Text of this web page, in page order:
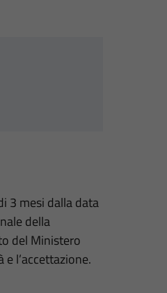
3 mesi dalla data
della
del Ministero
l’accettazione.